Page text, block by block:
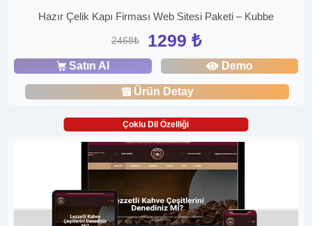
Hazır Çelik Kapı Firması Web Sitesi Paketi – Kubbe
2468₺ 1299 ₺
Satın Al Demo
Ürün Detay
Çoklu Dil Özelliği